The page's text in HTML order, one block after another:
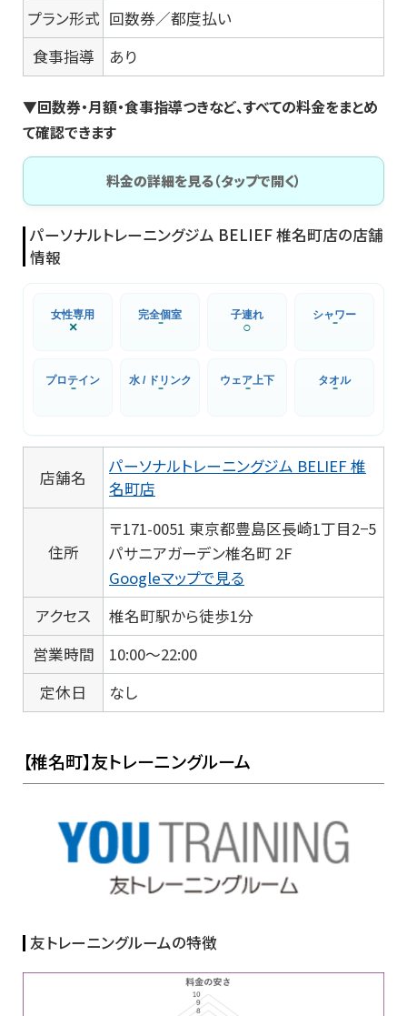
プラン形式 回数券／都度払い
食事指導
あり
▼回数券・月額・食事指導つきなど、すべての料金をまとめ
て確認できます
料金の詳細を見る（タップで開く）
パーソナルトレーニングジム BELIEF 椎名町店の店舗
情報
女性専用
×
完全個室
⁻
子連れ
○
シャワー
⁻
プロテイン
⁻
水 / ドリンク
⁻
ウェア上下
⁻
タオル
⁻
店舗名
パーソナルトレーニングジム BELIEF 椎
名町店
住所
〒171-0051 東京都豊島区長崎1丁目2−5
パサニアガーデン椎名町 2F
Googleマップで見る
アクセス
椎名町駅から徒歩1分
営業時間
10:00～22:00
定休日
なし
【椎名町】友トレーニングルーム
友トレーニングルームの特徴